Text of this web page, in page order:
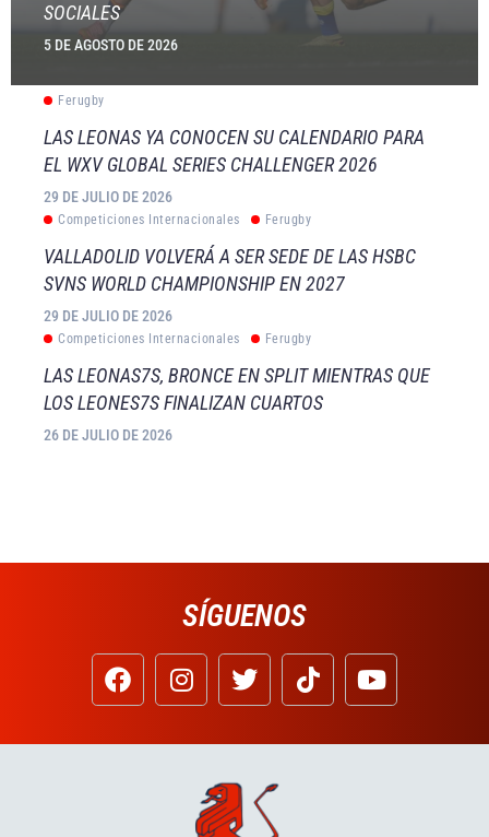
SOCIALES
5 DE AGOSTO DE 2026
Ferugby
LAS LEONAS YA CONOCEN SU CALENDARIO PARA
EL WXV GLOBAL SERIES CHALLENGER 2026
29 DE JULIO DE 2026
Competiciones Internacionales Ferugby
VALLADOLID VOLVERÁ A SER SEDE DE LAS HSBC
SVNS WORLD CHAMPIONSHIP EN 2027
29 DE JULIO DE 2026
Competiciones Internacionales Ferugby
LAS LEONAS7S, BRONCE EN SPLIT MIENTRAS QUE
LOS LEONES7S FINALIZAN CUARTOS
26 DE JULIO DE 2026
SÍGUENOS